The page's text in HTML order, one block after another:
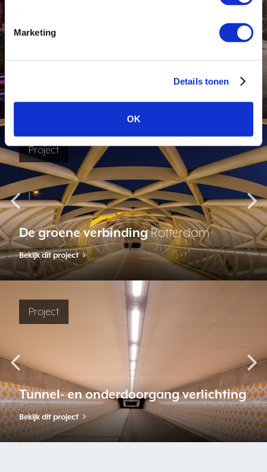
Marketing
Details tonen
OK
Project
De groene verbindingRotterdam
Bekijk dit project
Project
Tunnel- en onderdoorgang verlichting
Bekijk dit project